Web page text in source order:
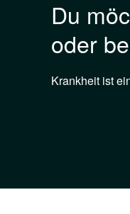
Du
oder
Krankheit ist